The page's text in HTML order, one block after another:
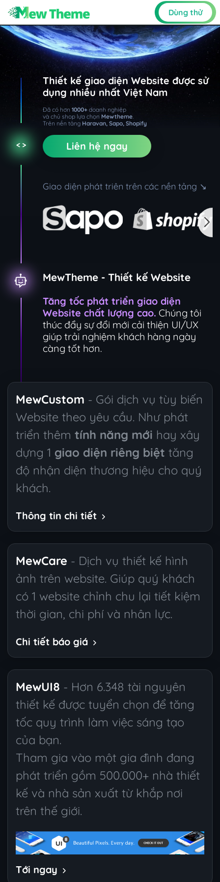
Dùng thử
< >
Thiết kế giao diện Websiteđược sử
dụng nhiều nhất Việt Nam
Đã có hơn1000+doanh nghiệp
và chủ shop lựa chọn Mewtheme.
Trên nền tảng Haravan, Sapo, Shopify
Liên hệ ngay
Giao diện phát triên trên các nền tảng ↘︎
MewTheme - Thiết kế Website
Tăng tốc phát triển giao diện
Website chất lượng cao. Chúng tôi
thúc đẩy sự đổi mới cải thiện UI/UX
giúp trải nghiệm khách hàng ngày
càng tốt hơn.
MewCustom - Gói dịch vụ tùy biến
Website theo yêu cầu. Như phát
triển thêm tính năng mới hay xây
dựng 1 giao diện riêng biệt tăng
độ nhận diện thương hiệu cho quý
khách.
Thông tin chi tiết
MewCare - Dịch vụ thiết kế hình
ảnh trên website. Giúp quý khách
có 1 website chỉnh chu lại tiết kiệm
thời gian, chi phí và nhân lực.
Chi tiết báo giá
MewUI8 - Hơn 6.348 tài nguyên
thiết kế được tuyển chọn để tăng
tốc quy trình làm việc sáng tạo
của bạn.
Tham gia vào một gia đình đang
phát triển gồm 500.000+ nhà thiết
kế và nhà sản xuất từ khắp nơi
trên thế giới.
Tới ngay